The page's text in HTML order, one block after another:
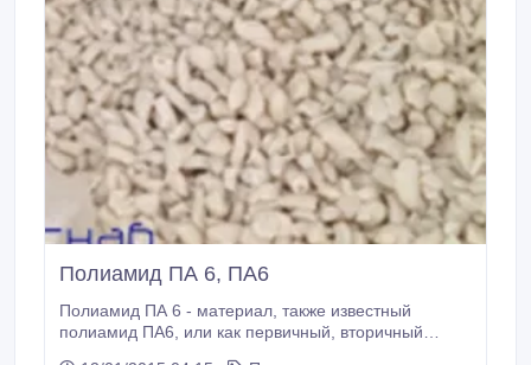
Полиамид ПА 6, ПА6
Полиамид ПА 6 - материал, также известный
полиамид ПА6, или как первичный, вторичный